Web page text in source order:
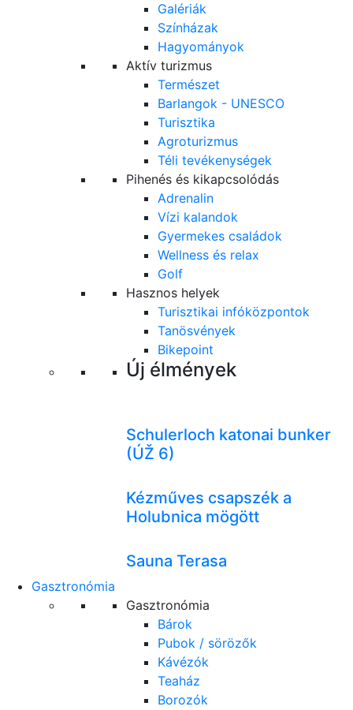
Galériák
Színházak
Hagyományok
Aktív turizmus
Természet
Barlangok - UNESCO
Turisztika
Agroturizmus
Téli tevékenységek
Pihenés és kikapcsolódás
Adrenalin
Vízi kalandok
Gyermekes családok
Wellness és relax
Golf
Hasznos helyek
Turisztikai infóközpontok
Tanösvények
Bikepoint
Új élmények
Schulerloch katonai bunker
(ÚŽ 6)
Kézműves csapszék a
Holubnica mögött
Sauna Terasa
Gasztronómia
Gasztronómia
Bárok
Pubok / sörözők
Kávézók
Teaház
Borozók